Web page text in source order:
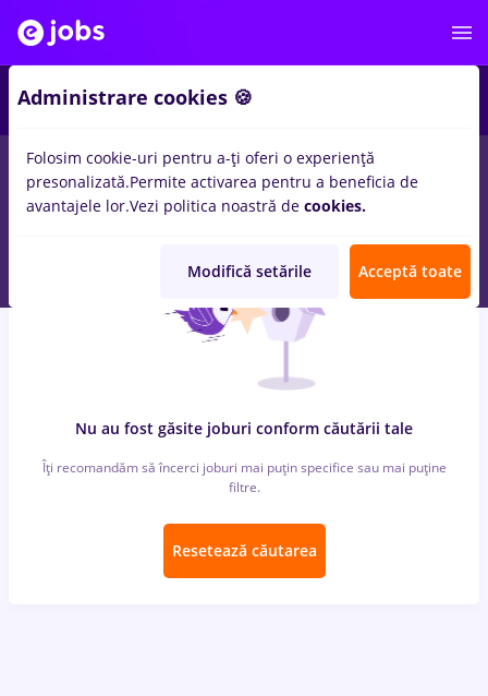
locuri de muncabombardier, Part timeinIasi (Iasi)
Student, Entry-Level (< 2 ani)inBanci
Nu au fost găsite joburi conform căutării tale
Îți recomandăm să încerci joburi mai puțin specifice sau mai puține
filtre.
Resetează căutarea
Administrare cookies 🍪
Folosim cookie-uri pentru a-ți oferi o experiență
presonalizată.Permite activarea pentru a beneficia de
avantajele lor.Vezi politica noastră de cookies.
Modifică setările Acceptă toate